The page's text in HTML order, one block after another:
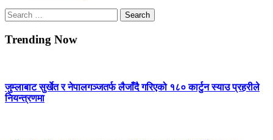
Search
for:
Trending Now
जुम्लाबाट सुर्खेत र नेपालगञ्जतर्फ लैजाँदै गरिएको १८० कार्टुन स्याउ प्रहरीले
नियन्त्रणमा